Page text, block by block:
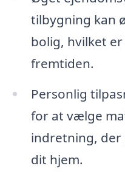
tilbygning kan
bolig, hvilket
fremtiden.
Personlig
for at vælge
indretning, der
dit hjem.